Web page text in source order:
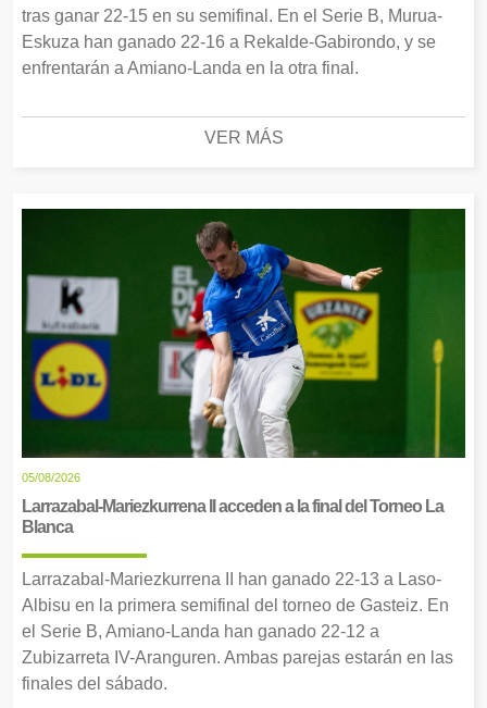
tras ganar 22-15 en su semifinal. En el Serie B, Murua-
Eskuza han ganado 22-16 a Rekalde-Gabirondo, y se
enfrentarán a Amiano-Landa en la otra final.
VER MÁS
05/08/2026
Larrazabal-Mariezkurrena II acceden a la final del Torneo La
Blanca
Larrazabal-Mariezkurrena II han ganado 22-13 a Laso-
Albisu en la primera semifinal del torneo de Gasteiz. En
el Serie B, Amiano-Landa han ganado 22-12 a
Zubizarreta IV-Aranguren. Ambas parejas estarán en las
finales del sábado.